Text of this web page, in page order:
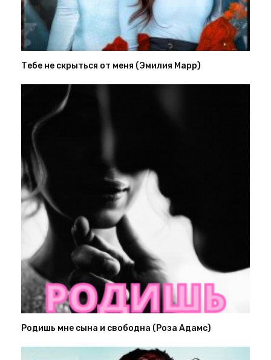
Тебе не скрыться от меня (Эмилия Марр)
Родишь мне сына и свободна (Роза Адамс)